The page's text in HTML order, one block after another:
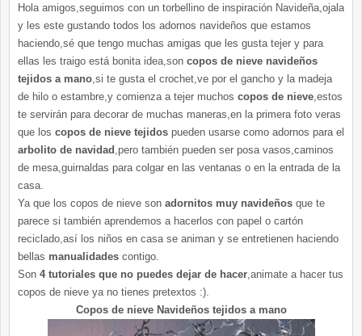
Hola amigos,seguimos con un torbellino de inspiración Navideña,ojala
y les este gustando todos los adornos navideños que estamos
haciendo,sé que tengo muchas amigas que les gusta tejer y para
ellas les traigo está bonita idea,son copos de nieve navideños
tejidos a mano ,si te gusta el crochet,ve por el gancho y la madeja
de hilo o estambre,y comienza a tejer muchos copos de nieve ,estos
te servirán para decorar de muchas maneras,en la primera foto veras
que los copos de nieve tejidos pueden usarse como adornos para el
arbolito de navidad ,pero también pueden ser posa vasos,caminos
de mesa,guirnaldas para colgar en las ventanas o en la entrada de la
casa.
Ya que los copos de nieve son adornitos muy navideños que te
parece si también aprendemos a hacerlos con papel o cartón
reciclado,así los niños en casa se animan y se entretienen haciendo
bellas manualidades contigo.
Son 4 tutoriales que no puedes dejar de hacer ,animate a hacer tus
copos de nieve ya no tienes pretextos :).
Copos de nieve Navideños tejidos a mano